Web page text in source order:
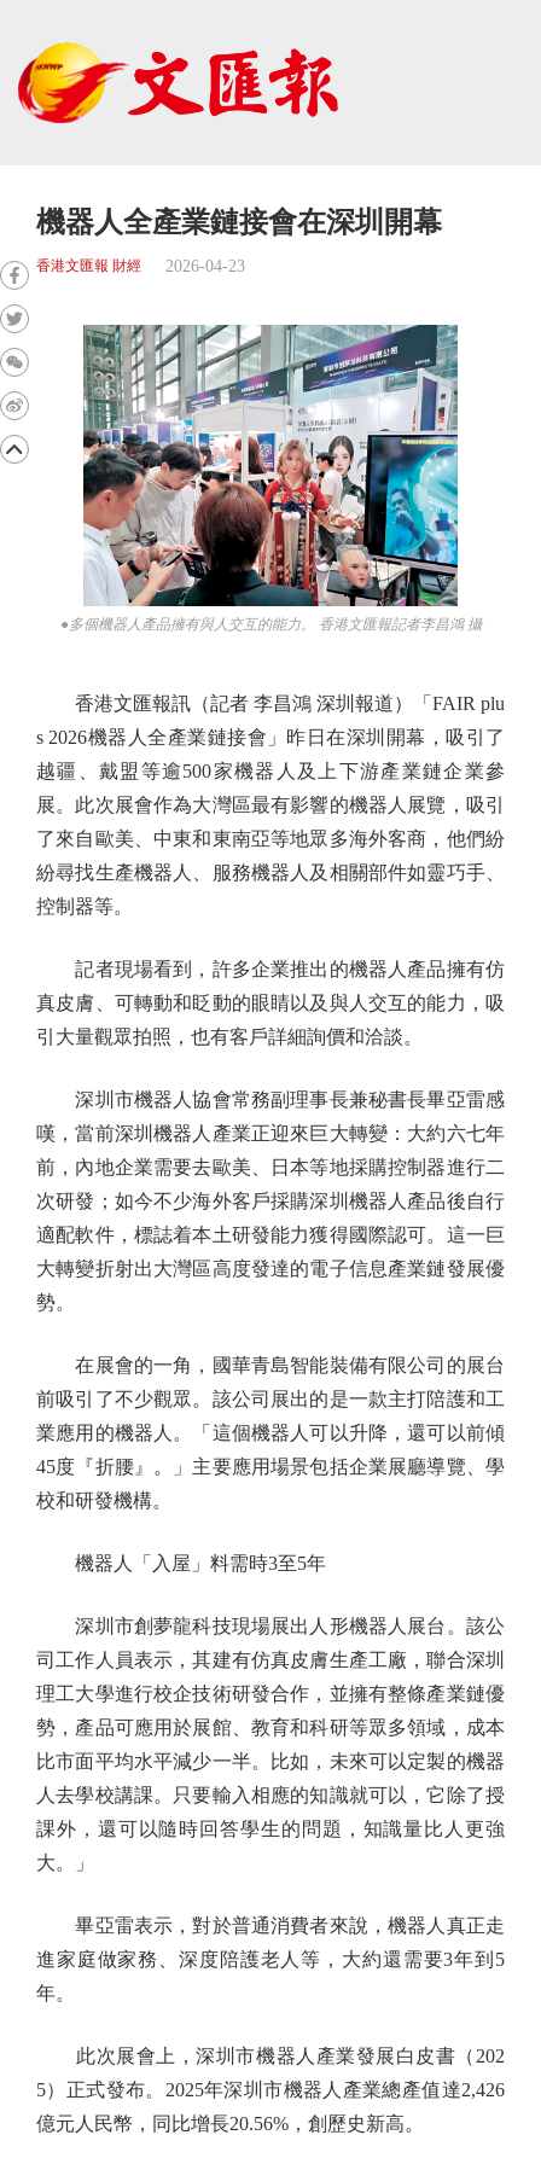
機器人全產業鏈接會在深圳開幕
香港文匯報 財經 2026-04-23
●多個機器人產品擁有與人交互的能力。 香港文匯報記者李昌鴻 攝
香港文匯報訊（記者 李昌鴻 深圳報道）「FAIR plu
s 2026機器人全產業鏈接會」昨日在深圳開幕，吸引了
越疆、戴盟等逾500家機器人及上下游產業鏈企業參
展。此次展會作為大灣區最有影響的機器人展覽，吸引
了來自歐美、中東和東南亞等地眾多海外客商，他們紛
紛尋找生產機器人、服務機器人及相關部件如靈巧手、
控制器等。
記者現場看到，許多企業推出的機器人產品擁有仿
真皮膚、可轉動和眨動的眼睛以及與人交互的能力，吸
引大量觀眾拍照，也有客戶詳細詢價和洽談。
深圳市機器人協會常務副理事長兼秘書長畢亞雷感
嘆，當前深圳機器人產業正迎來巨大轉變：大約六七年
前，內地企業需要去歐美、日本等地採購控制器進行二
次研發；如今不少海外客戶採購深圳機器人產品後自行
適配軟件，標誌着本土研發能力獲得國際認可。這一巨
大轉變折射出大灣區高度發達的電子信息產業鏈發展優
勢。
在展會的一角，國華青島智能裝備有限公司的展台
前吸引了不少觀眾。該公司展出的是一款主打陪護和工
業應用的機器人。「這個機器人可以升降，還可以前傾
45度『折腰』。」主要應用場景包括企業展廳導覽、學
校和研發機構。
機器人「入屋」料需時3至5年
深圳市創夢龍科技現場展出人形機器人展台。該公
司工作人員表示，其建有仿真皮膚生產工廠，聯合深圳
理工大學進行校企技術研發合作，並擁有整條產業鏈優
勢，產品可應用於展館、教育和科研等眾多領域，成本
比市面平均水平減少一半。比如，未來可以定製的機器
人去學校講課。只要輸入相應的知識就可以，它除了授
課外，還可以隨時回答學生的問題，知識量比人更強
大。」
畢亞雷表示，對於普通消費者來說，機器人真正走
進家庭做家務、深度陪護老人等，大約還需要3年到5
年。
此次展會上，深圳市機器人產業發展白皮書（202
5）正式發布。2025年深圳市機器人產業總產值達2,426
億元人民幣，同比增長20.56%，創歷史新高。